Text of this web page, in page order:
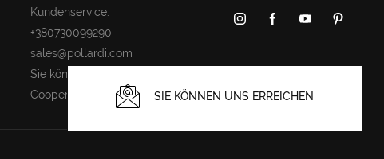
Kundenservice:
+380730099290
sales@pollardi.com
Sie können uns erreichen
Cooperation
SIE KÖNNEN UNS ERREICHEN